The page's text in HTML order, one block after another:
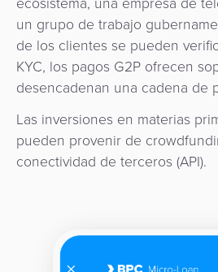
un grupo de trabajo
de los clientes se pueden
KYC, los pagos G2P ofrecen
desencadenan una cadena de
Las inversiones en materias
pueden provenir de
conectividad de terceros (API).